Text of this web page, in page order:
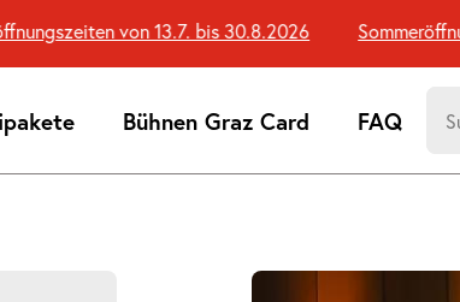
von 13.7. bis 30.8.2026
Bühnen Graz Card FAQ